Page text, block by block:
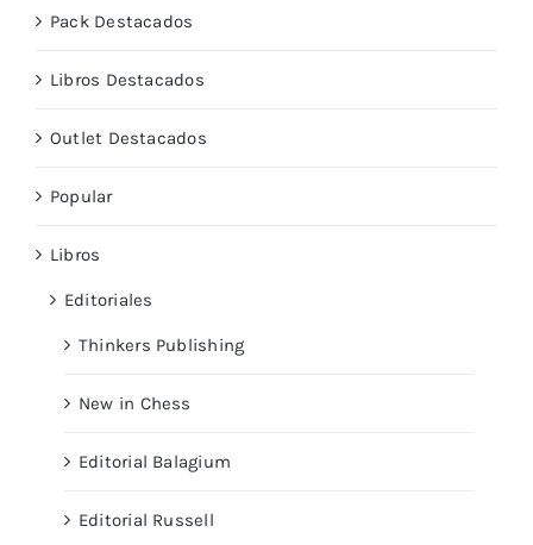
Pack Destacados
Libros Destacados
Outlet Destacados
Popular
Libros
Editoriales
Thinkers Publishing
New in Chess
Editorial Balagium
Editorial Russell